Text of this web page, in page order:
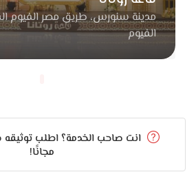
أي مريض يطلع بابتسامة صحية ورايقة
نفسك.
مدينة سنورس، طريق مصر الفيوم
الفيوم
انت صاحب الخدمة؟ اطلب توثيقه
مجانًا!